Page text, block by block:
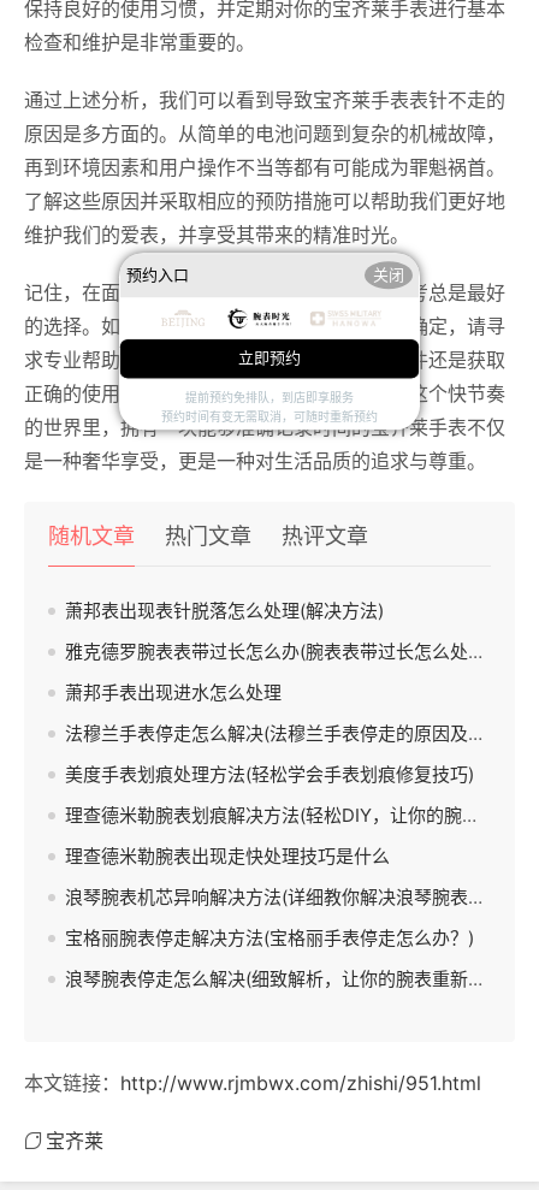
保持良好的使用习惯，并定期对你的宝齐莱手表进行基本
检查和维护是非常重要的。
通过上述分析，我们可以看到导致宝齐莱手表表针不走的
原因是多方面的。从简单的电池问题到复杂的机械故障，
再到环境因素和用户操作不当等都有可能成为罪魁祸首。
了解这些原因并采取相应的预防措施可以帮助我们更好地
维护我们的爱表，并享受其带来的精准时光。
记住，在面对任何小麻烦时保持冷静和理性思考总是最好
的选择。如果你对如何解决问题感到困惑或不确定，请寻
求专业帮助——无论是更换电池、维修机械部件还是获取
正确的使用指导——都是明智之举。毕竟，在这个快节奏
的世界里，拥有一块能够准确记录时间的宝齐莱手表不仅
是一种奢华享受，更是一种对生活品质的追求与尊重。
随机文章 热门文章 热评文章
萧邦表出现表针脱落怎么处理(解决方法)
雅克德罗腕表表带过长怎么办(腕表表带过长怎么处理)
萧邦手表出现进水怎么处理
法穆兰手表停走怎么解决(法穆兰手表停走的原因及解决方法)
美度手表划痕处理方法(轻松学会手表划痕修复技巧)
理查德米勒腕表划痕解决方法(轻松DIY，让你的腕表焕然一新)
理查德米勒腕表出现走快处理技巧是什么
浪琴腕表机芯异响解决方法(详细教你解决浪琴腕表出现机芯异响的问题)
宝格丽腕表停走解决方法(宝格丽手表停走怎么办？)
浪琴腕表停走怎么解决(细致解析，让你的腕表重新走起来)
本文链接： http://www.rjmbwx.com/zhishi/951.html
宝齐莱
预约入口 关闭
立即预约
提前预约免排队，到店即享服务
预约时间有变无需取消，可随时重新预约